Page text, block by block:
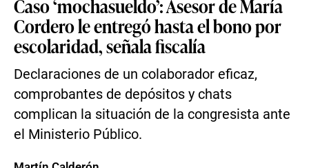
Caso ‘mochasueldo’: Asesor de María
Cordero le entregó hasta el bono por
escolaridad, señala fiscalía
Declaraciones de un colaborador eficaz,
comprobantes de depósitos y chats
complican la situación de la congresista ante
el Ministerio Público.